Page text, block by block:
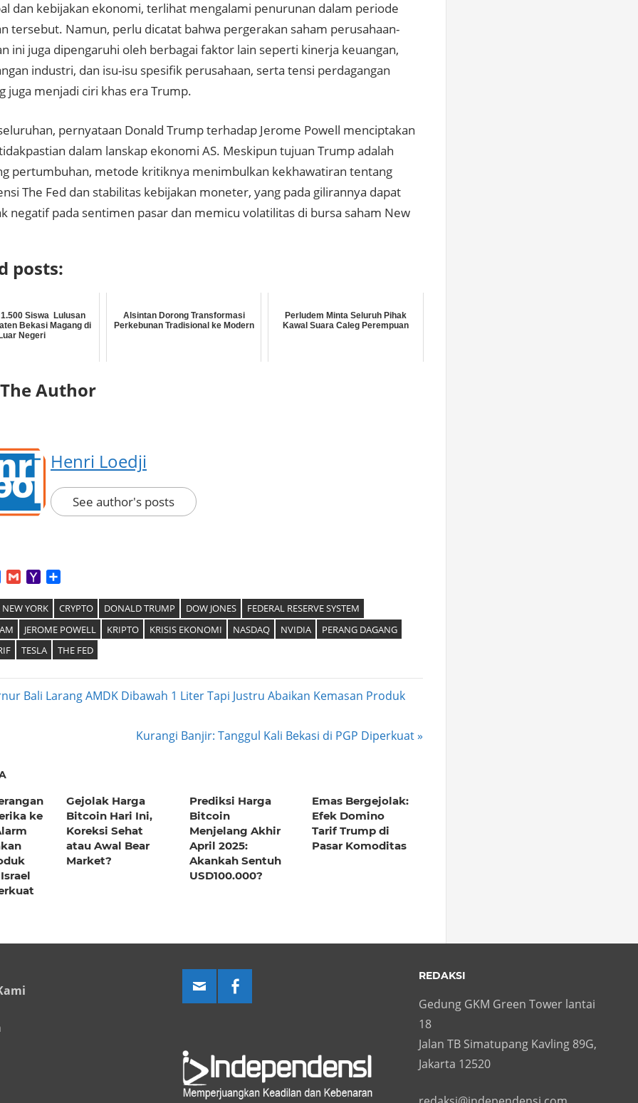
dan kebijakan ekonomi, terlihat mengalami penurunan dalam periode
tersebut. Namun, perlu dicatat bahwa pergerakan saham perusahaan-
ini juga dipengaruhi oleh berbagai faktor lain seperti kinerja keuangan,
industri, dan isu-isu spesifik perusahaan, serta tensi perdagangan
juga menjadi ciri khas era Trump.
pernyataan Donald Trump terhadap Jerome Powell menciptakan
dalam lanskap ekonomi AS. Meskipun tujuan Trump adalah
pertumbuhan, metode kritiknya menimbulkan kekhawatiran tentang
The Fed dan stabilitas kebijakan moneter, yang pada gilirannya dapat
negatif pada sentimen pasar dan memicu volatilitas di bursa saham New
posts:
Siswa Lulusan
Bekasi Magang di
Negeri
Alsintan Dorong Transformasi
Perkebunan Tradisional ke Modern
Perludem Minta Seluruh Pihak
Kawal Suara Caleg Perempuan
Author
Henri Loedji
See author's posts
Facebook
GmailYahoo
NEW YORK CRYPTO DONALD TRUMP DOW JONES
FEDERAL RESERVE SYSTEM
JEROME POWELL KRIPTO KRISIS EKONOMI NASDAQ NVIDIA
PERANG DAGANG
TESLA THE FED
Bali Larang AMDK Dibawah 1 Liter Tapi Justru Abaikan Kemasan Produk
Next
Kurangi Banjir: Tanggul Kali Bekasi di PGP Diperkuat
ke
Gejolak Harga
Bitcoin Hari Ini,
Koreksi Sehat
atau Awal Bear
Market?
Prediksi Harga
Bitcoin
Menjelang Akhir
April 2025:
Akankah Sentuh
USD100.000?
Emas Bergejolak:
Efek Domino
Tarif Trump di
Pasar Komoditas
REDAKSI
Gedung GKM Green Tower lantai
18
Jalan TB Simatupang Kavling 89G,
Jakarta 12520